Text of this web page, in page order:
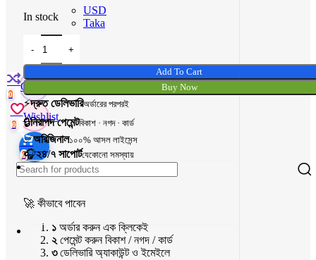
USD
Taka
0
Compare
0
Wishlist
0
৳
In stock
Add To Cart
Buy Now
⚡দ্রুত ডেলিভারিঅর্ডারের পরপরই
🔒নিরাপদ পেমেন্টবিকাশ · নগদ · কার্ড
✅অরিজিনাল১০০% আসল লাইসেন্স
🎧২৪/৭ সাপোর্টযেকোনো সমস্যায়
🚀 কীভাবে পাবেন
১ অর্ডার করুনএক ক্লিকেই
২ পেমেন্ট করুনবিকাশ / নগদ / কার্ড
৩ডেলিভারিঅ্যাকাউন্ট ও ইমেইলে